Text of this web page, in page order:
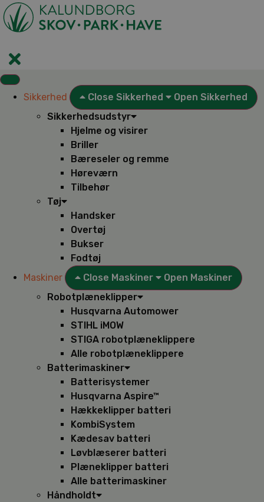
Videre
til
indhold
Sikkerhed Close Sikkerhed
Open Sikkerhed
Sikkerhedsudstyr
Hjelme og visirer
Briller
Bæreseler og remme
Høreværn
Tilbehør
Tøj
Handsker
Overtøj
Bukser
Fodtøj
Maskiner
Close Maskiner
Open Maskiner
Robotplæneklipper
Husqvarna Automower
STIHL iMOW
STIGA robotplæneklippere
Alle robotplæneklippere
Batterimaskiner
Batterisystemer
Husqvarna Aspire™
Hækkeklipper batteri
KombiSystem
Kædesav batteri
Løvblæserer batteri
Plæneklipper batteri
Alle batterimaskiner
Håndholdt